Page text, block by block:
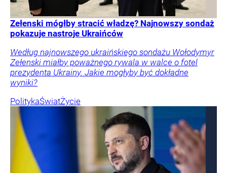
Zełenski mógłby stracić władzę? Najnowszy sondaż
pokazuje nastroje Ukraińców
Według najnowszego ukraińskiego sondażu Wołodymyr
Zełenski miałby poważnego rywala w walce o fotel
prezydenta Ukrainy. Jakie mogłyby być dokładne
wyniki?
PolitykaŚwiatŻycie